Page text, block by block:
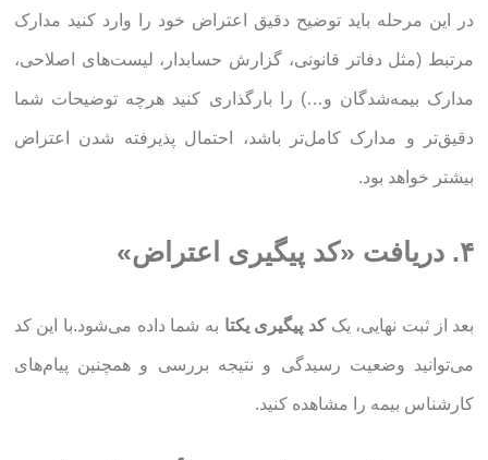
در این مرحله باید توضیح دقیق اعتراض خود را وارد کنید مدارک
مرتبط (مثل دفاتر قانونی، گزارش حسابدار، لیست‌های اصلاحی،
مدارک بیمه‌شدگان و…) را بارگذاری کنید هرچه توضیحات شما
دقیق‌تر و مدارک کامل‌تر باشد، احتمال پذیرفته شدن اعتراض
بیشتر خواهد بود.
۴. دریافت «کد پیگیری اعتراض»
بعد از ثبت نهایی، یککد پیگیری یکتا به شما داده می‌شود.با این کد
می‌توانید وضعیت رسیدگی و نتیجه بررسی و همچنین پیام‌های
کارشناس بیمه را مشاهده کنید.